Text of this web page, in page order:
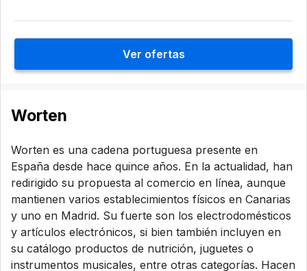
Ver ofertas
Worten
Worten es una cadena portuguesa presente en
España desde hace quince años. En la actualidad, han
redirigido su propuesta al comercio en línea, aunque
mantienen varios establecimientos físicos en Canarias
y uno en Madrid. Su fuerte son los electrodomésticos
y artículos electrónicos, si bien también incluyen en
su catálogo productos de nutrición, juguetes o
instrumentos musicales, entre otras categorías. Hacen